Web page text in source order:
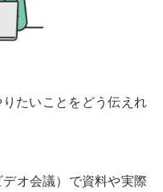
たいことをどう伝えれ
オ会議）で資料や実際